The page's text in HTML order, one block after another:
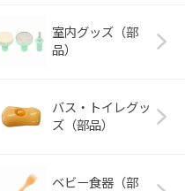
室内グッズ（部
品）
バス・トイレグッ
ズ（部品）
ベビー食器（部